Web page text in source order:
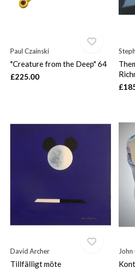
Paul Czainski
"Creature from the Deep" 64
£225.00
David Archer
Tillfälligt möte